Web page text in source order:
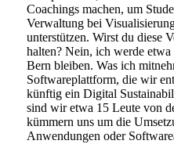
Coachings machen, um
Verwaltung bei
unterstützen. Wirst du diese
halten? Nein, ich werde
Bern bleiben. Was ich
Softwareplattform, die wir
künftig ein Digital
sind wir etwa 15 Leute von
kümmern uns um die
Anwendungen oder